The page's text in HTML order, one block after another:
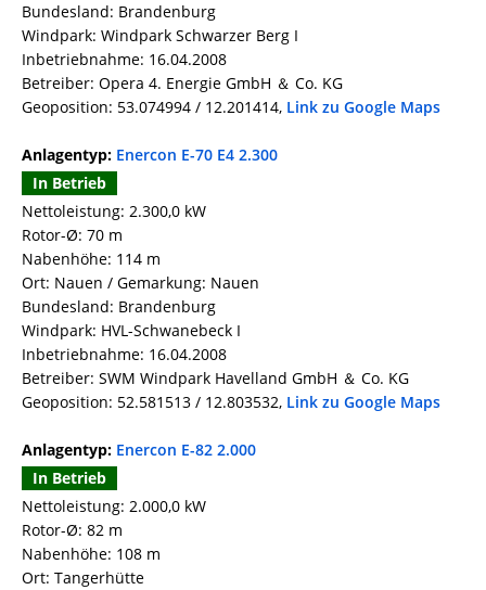
Bundesland: Brandenburg
Windpark: Windpark Schwarzer Berg I
Inbetriebnahme: 16.04.2008
Betreiber: Opera 4. Energie GmbH ＆ Co. KG
Geoposition: 53.074994 / 12.201414, Link zu Google Maps
Anlagentyp: Enercon E-70 E4 2.300
In Betrieb
Nettoleistung: 2.300,0 kW
Rotor-Ø: 70 m
Nabenhöhe: 114 m
Ort: Nauen / Gemarkung: Nauen
Bundesland: Brandenburg
Windpark: HVL-Schwanebeck I
Inbetriebnahme: 16.04.2008
Betreiber: SWM Windpark Havelland GmbH ＆ Co. KG
Geoposition: 52.581513 / 12.803532, Link zu Google Maps
Anlagentyp: Enercon E-82 2.000
In Betrieb
Nettoleistung: 2.000,0 kW
Rotor-Ø: 82 m
Nabenhöhe: 108 m
Ort: Tangerhütte